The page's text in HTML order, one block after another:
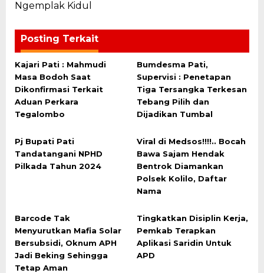
Ngemplak Kidul
Posting Terkait
Kajari Pati : Mahmudi
Masa Bodoh Saat
Dikonfirmasi Terkait
Aduan Perkara
Tegalombo
Bumdesma Pati,
Supervisi : Penetapan
Tiga Tersangka Terkesan
Tebang Pilih dan
Dijadikan Tumbal
Pj Bupati Pati
Tandatangani NPHD
Pilkada Tahun 2024
Viral di Medsos!!!!.. Bocah
Bawa Sajam Hendak
Bentrok Diamankan
Polsek Kolilo, Daftar
Nama
Barcode Tak
Menyurutkan Mafia Solar
Bersubsidi, Oknum APH
Jadi Beking Sehingga
Tetap Aman
Tingkatkan Disiplin Kerja,
Pemkab Terapkan
Aplikasi Saridin Untuk
APD